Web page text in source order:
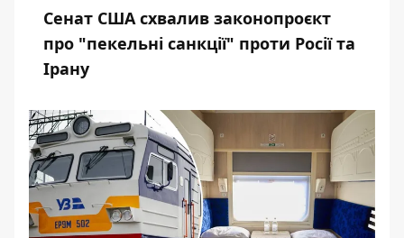
Сенат США схвалив законопроєкт
про "пекельні санкції" проти Росії та
Ірану